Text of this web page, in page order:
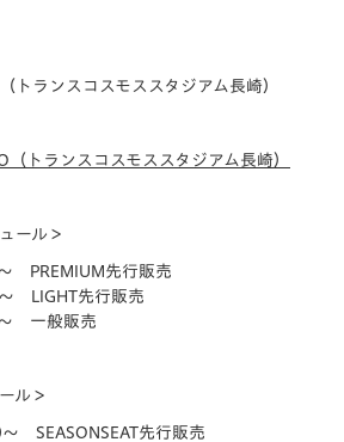
トランスコスモススタジアム長崎）
トランスコスモススタジアム長崎）
ール＞
PREMIUM先行販売
LIGHT先行販売
一般販売
ル＞
SEASONSEAT先行販売